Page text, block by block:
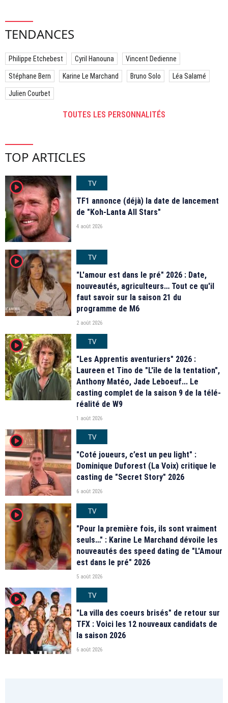
TENDANCES
Philippe Etchebest Cyril Hanouna Vincent Dedienne
Stéphane Bern Karine Le Marchand Bruno Solo Léa Salamé
Julien Courbet
TOUTES LES PERSONNALITÉS
TOP ARTICLES
player2
TV
TF1 annonce (déjà) la date de lancement
de "Koh-Lanta All Stars"
4 août 2026
player2
TV
"L'amour est dans le pré" 2026 : Date,
nouveautés, agriculteurs… Tout ce qu'il
faut savoir sur la saison 21 du
programme de M6
2 août 2026
player2
TV
"Les Apprentis aventuriers" 2026 :
Laureen et Tino de "L'île de la tentation",
Anthony Matéo, Jade Leboeuf... Le
casting complet de la saison 9 de la télé-
réalité de W9
1 août 2026
player2
TV
"Coté joueurs, c’est un peu light" :
Dominique Duforest (La Voix) critique le
casting de "Secret Story" 2026
6 août 2026
player2
TV
"Pour la première fois, ils sont vraiment
seuls…" : Karine Le Marchand dévoile les
nouveautés des speed dating de "L'Amour
est dans le pré" 2026
5 août 2026
player2
TV
"La villa des coeurs brisés" de retour sur
TFX : Voici les 12 nouveaux candidats de
la saison 2026
6 août 2026